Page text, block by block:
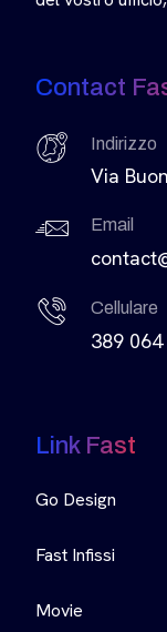
Contact
Indirizzo
Via
Email
Cellulare
389
Link Fast
Go Design
Fast Infissi
Movie